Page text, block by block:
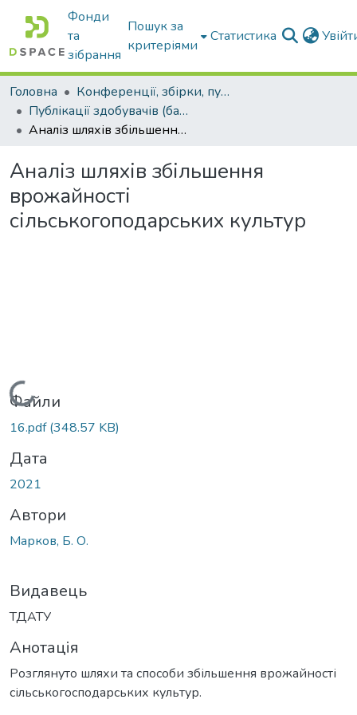
Фонди
та
зібрання
Пошук за
критеріями
Статистика
Головна
Конференції, збірки, публікації молодих вчених і здобувачів : магістрів, бакалаврів, аспірантів.
Публікації здобувачів (бакалаврів. магістрів, аспірантів)
Аналіз шляхів збільшення врожайності сільськогоподарських культур
Аналіз шляхів збільшення
врожайності
сільськогоподарських культур
Вантажиться...
Файли
16.pdf(348.57 KB)
Дата
2021
Автори
Марков, Б. О.
Видавець
ТДАТУ
Анотація
Розглянуто шляхи та способи збільшення врожайності
сільськогосподарських культур.